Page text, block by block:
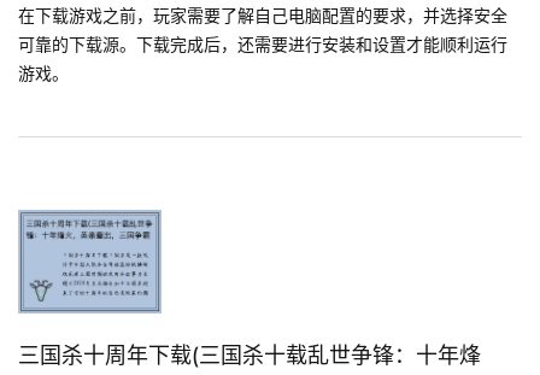
在下载游戏之前，玩家需要了解自己电脑配置的要求，并选择安全
可靠的下载源。下载完成后，还需要进行安装和设置才能顺利运行
游戏。
三国杀十周年下载(三国杀十载乱世争锋：十年烽